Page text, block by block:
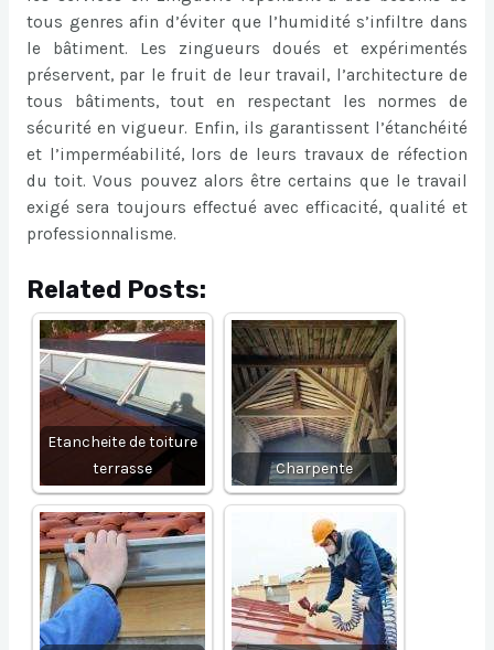
tous genres afin d’éviter que l’humidité s’infiltre dans
le bâtiment. Les zingueurs doués et expérimentés
préservent, par le fruit de leur travail, l’architecture de
tous bâtiments, tout en respectant les normes de
sécurité en vigueur. Enfin, ils garantissent l’étanchéité
et l’imperméabilité, lors de leurs travaux de réfection
du toit. Vous pouvez alors être certains que le travail
exigé sera toujours effectué avec efficacité, qualité et
professionnalisme.
Related Posts:
Etancheite de toiture
terrasse
Charpente